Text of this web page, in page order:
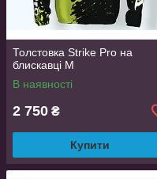
Толстовка Strike Pro на
блискавці M
В наявності
2 750 ₴
Купити